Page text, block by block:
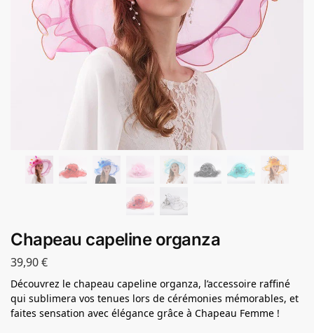
Chapeau capeline organza
39,90€
Découvrez le chapeau capeline organza, l’accessoire raffiné
qui sublimera vos tenues lors de cérémonies mémorables, et
faites sensation avec élégance grâce à Chapeau Femme !